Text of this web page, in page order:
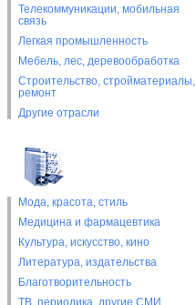
Телекоммуникации, мобильная
связь
Легкая промышленность
Мебель, лес, деревообработка
Строительство, стройматериалы,
ремонт
Другие отрасли
Мода, красота, стиль
Медицина и фармацевтика
Культура, искусство, кино
Литература, издательства
Благотворительность
ТВ, периодика, другие СМИ